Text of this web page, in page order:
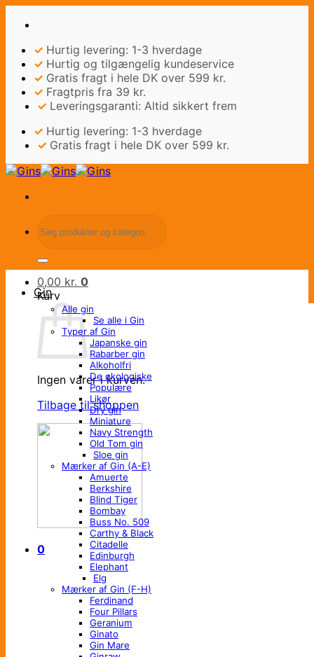
✓ Hurtig levering: 1-3 hverdage
✓ Hurtig og tilgængelig kundeservice
✓ Gratis fragt i hele DK over 599 kr.
✓ Fragtpris fra 39 kr.
✓ Leveringsgaranti: Altid sikkert frem
✓ Hurtig levering: 1-3 hverdage
✓ Gratis fragt i hele DK over 599 kr.
efter:
0,00 kr. 0
Kurv
Ingen varer i kurven.
Tilbage til shoppen
0
Gin
Alle gin
Se alle i Gin
Typer af Gin
Japanske gin
Rabarber gin
Alkoholfri
De økologiske
Populære
Likør
Dry gin
Miniature
Navy Strength
Old Tom gin
Sloe gin
Mærker af Gin (A-E)
Amuerte
Berkshire
Blind Tiger
Bombay
Buss No. 509
Carthy & Black
Citadelle
Edinburgh
Elephant
Elg
Mærker af Gin (F-H)
Ferdinand
Four Pillars
Geranium
Ginato
Gin Mare